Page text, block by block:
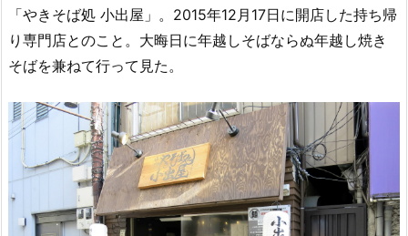
「やきそば処 小出屋」。2015年12月17日に開店した持ち帰
り専門店とのこと。大晦日に年越しそばならぬ年越し焼き
そばを兼ねて行って見た。